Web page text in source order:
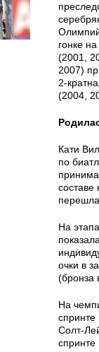
гонке
(2001,
2007)
2-
(2004,
Кати
по
На
очки в
(бронза
На
Солт-